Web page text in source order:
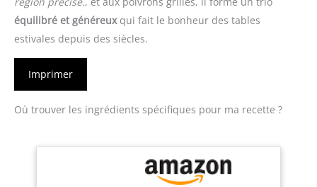
équilibré et généreuxqui fait le bonheur des tables
estivales depuis des siècles.
Imprimer
Où trouver les ingrédients spécifiques pour ma recette ?